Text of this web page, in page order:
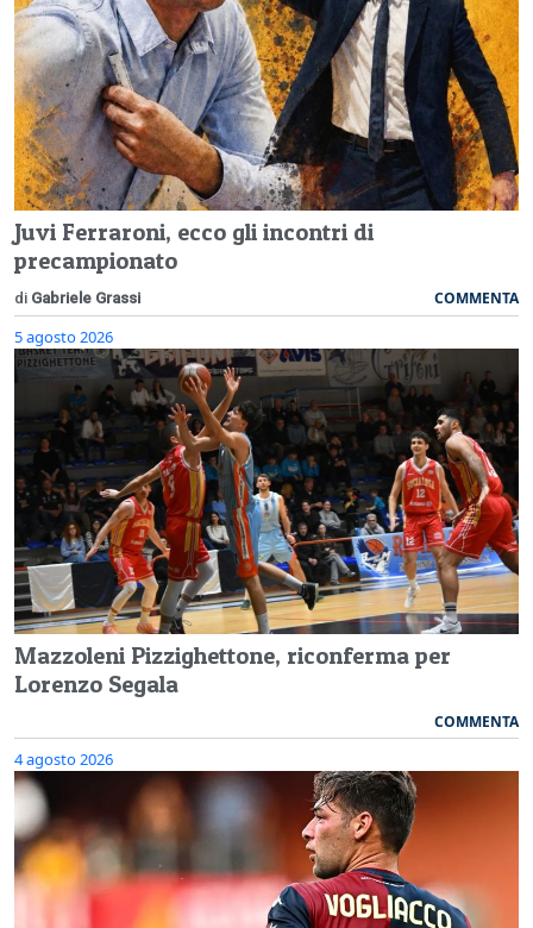
Juvi Ferraroni, ecco gli incontri di
precampionato
di Gabriele Grassi COMMENTA
5 agosto 2026
Mazzoleni Pizzighettone, riconferma per
Lorenzo Segala
COMMENTA
4 agosto 2026